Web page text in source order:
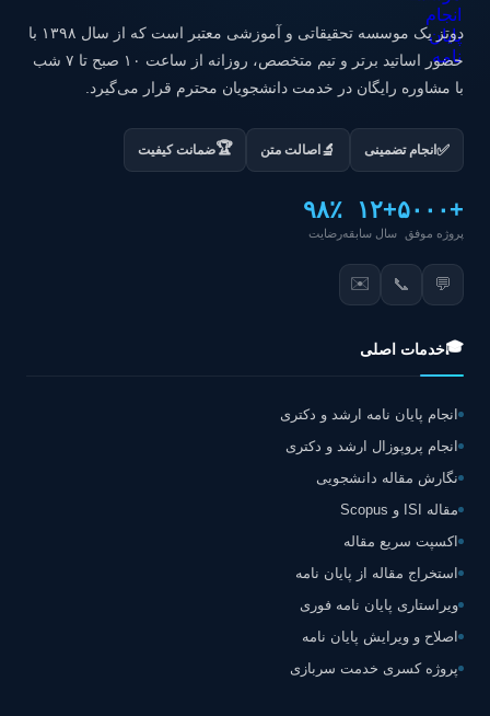
دوتز یک موسسه تحقیقاتی و آموزشی معتبر است که از سال ۱۳۹۸ با
حضور اساتید برتر و تیم متخصص، روزانه از ساعت ۱۰ صبح تا ۷ شب
با مشاوره رایگان در خدمت دانشجویان محترم قرار می‌گیرد.
✅ انجام تضمینی 🔬 اصالت متن 🏆ضمانت کیفیت
+۵۰۰۰
پروژه موفق
+۱۲
سال سابقه
۹۸٪
رضایت
💬
📞
✉️
🎓خدمات اصلی
انجام پایان نامه ارشد و دکتری
انجام پروپوزال ارشد و دکتری
نگارش مقاله دانشجویی
مقاله ISI و Scopus
اکسپت سریع مقاله
استخراج مقاله از پایان نامه
ویراستاری پایان نامه فوری
اصلاح و ویرایش پایان نامه
پروژه کسری خدمت سربازی